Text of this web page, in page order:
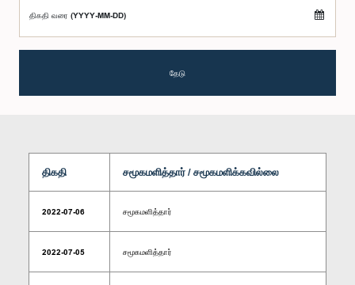
திகதி வரை (YYYY-MM-DD)
தேடு
திகதி சமூகமளித்தார் / சமூகமளிக்கவில்லை
2022-07-06 சமூகமளித்தார்
2022-07-05 சமூகமளித்தார்